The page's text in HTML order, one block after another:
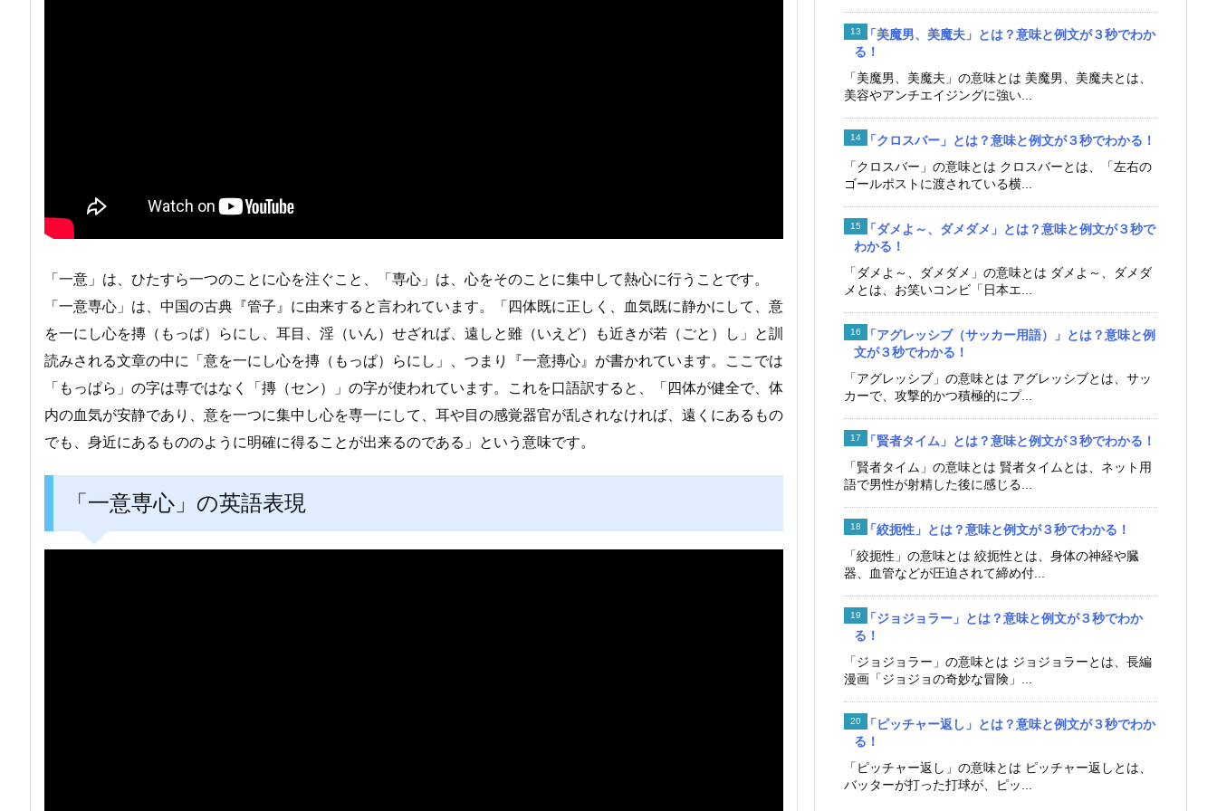
「一意」は、ひたすら一つのことに心を注ぐこと、「専心」は、心をそのことに集中して熱心に行うことです。
「一意専心」は、中国の古典『管子』に由来すると言われています。「四体既に正しく、血気既に静かにして、意
を一にし心を摶（もっぱ）らにし、耳目、淫（いん）せざれば、遠しと雖（いえど）も近きが若（ごと）し」と訓
読みされる文章の中に「意を一にし心を摶（もっぱ）らにし」、つまり『一意摶心』が書かれています。ここでは
「もっぱら」の字は専ではなく「摶（セン）」の字が使われています。これを口語訳すると、「四体が健全で、体
内の血気が安静であり、意を一つに集中し心を専一にして、耳や目の感覚器官が乱されなければ、遠くにあるもの
でも、身近にあるもののように明確に得ることが出来るのである」という意味です。
「一意専心」の英語表現
「美魔男、美魔夫」とは？意味と例文が３秒でわか
る！
「美魔男、美魔夫」の意味とは 美魔男、美魔夫とは、
美容やアンチエイジングに強い...
「クロスバー」とは？意味と例文が３秒でわかる！
「クロスバー」の意味とは クロスバーとは、「左右の
ゴールポストに渡されている横...
「ダメよ～、ダメダメ」とは？意味と例文が３秒で
わかる！
「ダメよ～、ダメダメ」の意味とは ダメよ～、ダメダ
メとは、お笑いコンビ「日本エ...
「アグレッシブ（サッカー用語）」とは？意味と例
文が３秒でわかる！
「アグレッシブ」の意味とは アグレッシブとは、サッ
カーで、攻撃的かつ積極的にプ...
「賢者タイム」とは？意味と例文が３秒でわかる！
「賢者タイム」の意味とは 賢者タイムとは、ネット用
語で男性が射精した後に感じる...
「絞扼性」とは？意味と例文が３秒でわかる！
「絞扼性」の意味とは 絞扼性とは、身体の神経や臓
器、血管などが圧迫されて締め付...
「ジョジョラー」とは？意味と例文が３秒でわか
る！
「ジョジョラー」の意味とは ジョジョラーとは、長編
漫画「ジョジョの奇妙な冒険」...
「ピッチャー返し」とは？意味と例文が３秒でわか
る！
「ピッチャー返し」の意味とは ピッチャー返しとは、
バッターが打った打球が、ピッ...